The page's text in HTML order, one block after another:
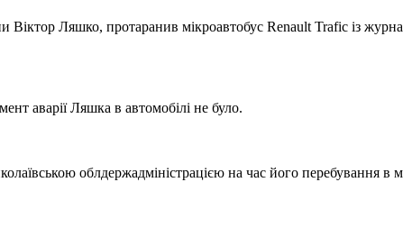
Віктор Ляшко, протаранив мікроавтобус Renault Trafic із
аварії Ляшка в автомобілі не було.
облдержадміністрацією на час його перебування в